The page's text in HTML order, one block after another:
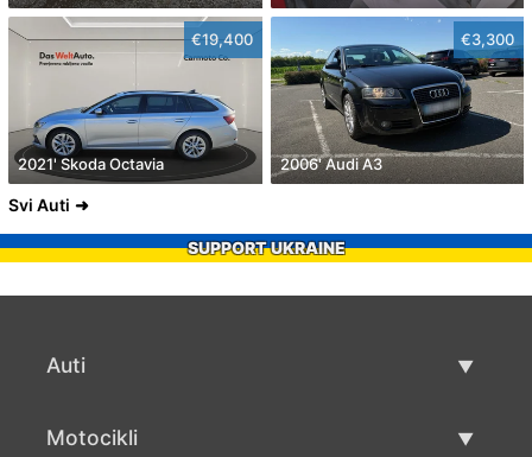
€19,400
2021' Skoda Octavia
€3,300
2006' Audi A3
Svi Auti
SUPPORT UKRAINE
Auti
Motocikli